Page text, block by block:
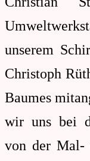
unserem
Christoph
Baumes
wir uns bei
von der